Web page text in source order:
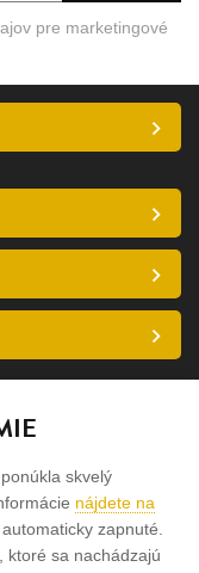
pre marketingové
skvelý
nájdete na
zapnuté.
ktoré sa nachádzajú